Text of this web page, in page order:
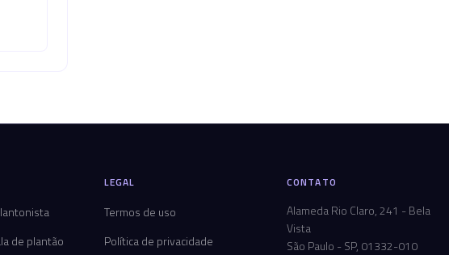
de plantão
LEGAL
Termos de uso
Política de privacidade
CONTATO
Alameda Rio Claro, 241 - Bela
Vista
São Paulo - SP, 01332-010